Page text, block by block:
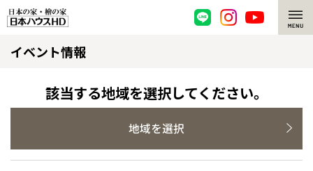
脱炭素・檜の家
環境にやさしい、脱炭素社会の住宅
耐震構造
選ばれる理由
檜の魅力 トップ
注文住宅
イベント情報
該当する地域を選択してください。
地域を選択